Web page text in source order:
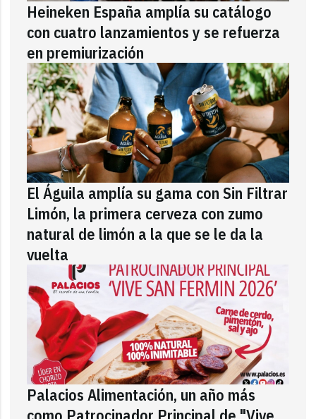
Heineken España amplía su catálogo
con cuatro lanzamientos y se refuerza
en premiurización
El Águila amplía su gama con Sin Filtrar
Limón, la primera cerveza con zumo
natural de limón a la que se le da la
vuelta
Palacios Alimentación, un año más